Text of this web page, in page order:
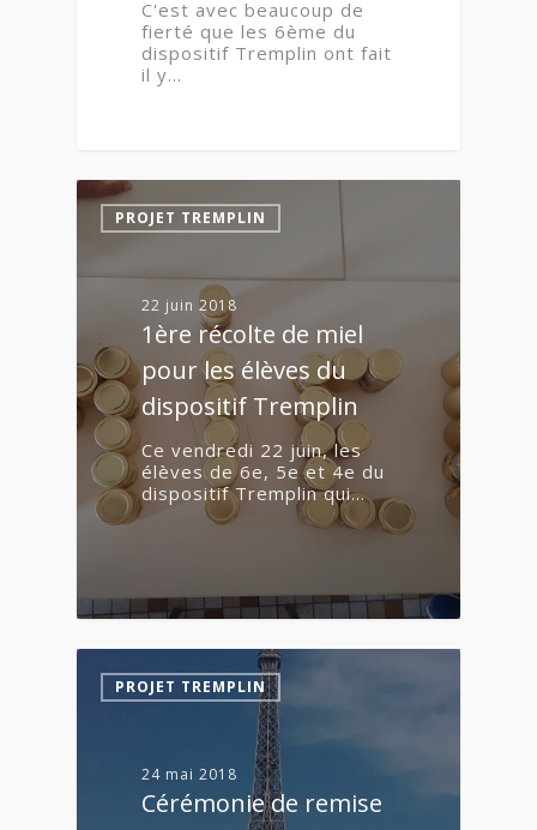
C'est avec beaucoup de
fierté que les 6ème du
dispositif Tremplin ont fait
il y…
PROJET TREMPLIN
22 juin 2018
1ère récolte de miel
pour les élèves du
dispositif Tremplin
Ce vendredi 22 juin, les
élèves de 6e, 5e et 4e du
dispositif Tremplin qui…
7
PROJET TREMPLIN
24 mai 2018
Cérémonie de remise